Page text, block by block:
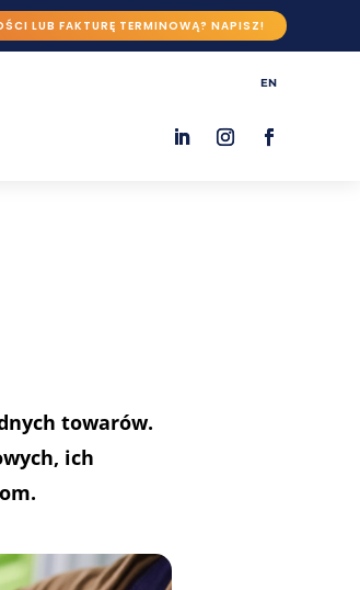
LUB FAKTURĘ TERMINOWĄ? NAPISZ!
EN
towarów.
ich